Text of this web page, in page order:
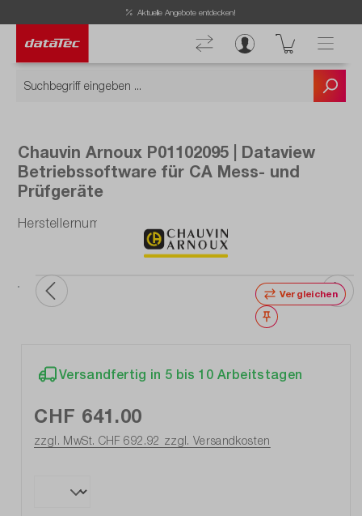
Aktuelle Angebote entdecken!
Chauvin Arnoux P01102095 | Dataview
Betriebssoftware für CA Mess- und
Prüfgeräte
Herstellernummer: P01102095
Vergleichen
Merken
Versandfertig in 5 bis 10 Arbeitstagen
CHF 641.00
zzgl. MwSt. CHF 692.92 zzgl. Versandkosten
Now viewing Highlights section